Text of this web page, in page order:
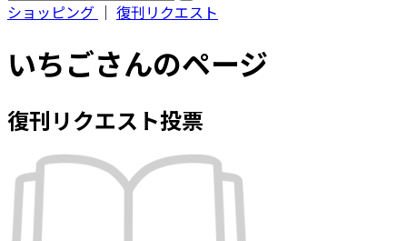
ショッピング ｜ 復刊リクエスト
いちごさんのページ
復刊リクエスト投票